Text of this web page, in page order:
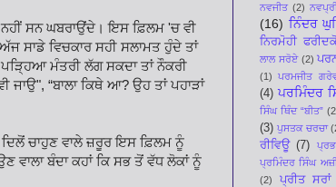
ਸਨ ਘਬਰਾਉਂਦੇ। ਇਸ ਫ਼ਿਲਮ 'ਚ ਵੀ
ਸਾਡੇ ਵਿਚਕਾਰ ਸਹੀ ਸਲਾਮਤ ਹੁੰਦੇ ਤਾਂ
ਮੰਤਰੀ ਲੱਗ ਸਕਦਾ ਤਾਂ ਨੌਕਰੀ
“ਬਾਲਾ ਕਿਥੇ ਆ? ਉਹ ਤਾਂ ਪਹਾੜਾਂ
ਚਾਹੁਣ ਵਾਲੇ ਜ਼ਰੂਰ ਇਸ ਫ਼ਿਲਮ ਨੂੰ
ਵਾਲਾ ਬੰਦਾ ਕਹਾਂ ਕਿ ਸਭ ਤੋਂ ਵੱਧ ਲੋਕਾਂ ਨੂੰ
ਨਵਜੀਤ (2)
(16) ਨਿੰਦਰ
ਨਿਰਮੋਹੀ
ਲਾਲ ਸਰੋਏ (2)
(1) ਪਰਮਜੀਤ
(4) ਪਰਮਿੰਦਰ
ਸਿੰਘ ਥਿੰਦ “ਬੀਤ”
(3) ਪੁਸਤਕ ਚਰਚਾ
ਰੀਵਿਊ (7)
ਪ੍ਰਮਿੰਦਰ ਸਿੰਘ
(2)
ਪ੍ਰੀਤ ਸਰਾਂ